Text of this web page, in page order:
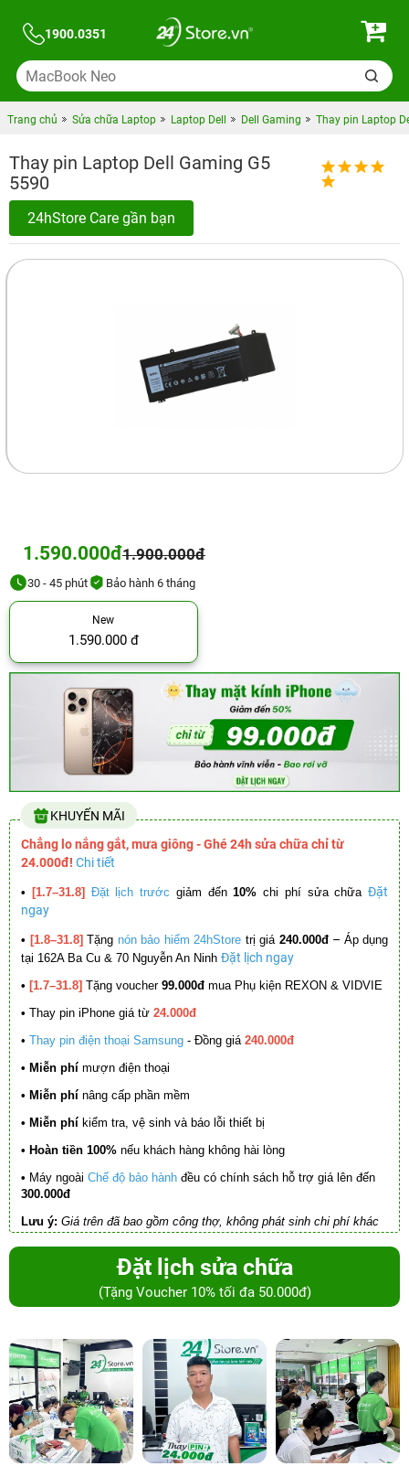
1900.0351
Trang chủ Sửa chữa Laptop Laptop Dell Dell Gaming Thay pin Laptop
Thay pin Laptop Dell Gaming G5
5590
24hStore Care gần bạn
1.590.000đ1.900.000đ
30 - 45 phút Bảo hành 6 tháng
New
1.590.000 đ
KHUYẾN MÃI
Chẳng lo nắng gắt, mưa giông - Ghé 24h sửa chữa chỉ từ
24.000đ! Chi tiết
• [1.7–31.8] Đặt lịch trước giảm đến10% chi phí sửa chữa Đặt
ngay
• [1.8–31.8] Tặng nón bảo hiểm 24hStore trị giá 240.000đ – Áp dụng
tại 162A Ba Cu & 70 Nguyễn An Ninh Đặt lịch ngay
• [1.7–31.8] Tặng voucher 99.000đ mua Phụ kiện REXON & VIDVIE
• Thay pin iPhone giá từ 24.000đ
• Thay pin điện thoại Samsung - Đồng giá 240.000đ
• Miễn phí mượn điện thoại
• Miễn phí nâng cấp phần mềm
• Miễn phí kiểm tra, vệ sinh và báo lỗi thiết bị
• Hoàn tiền 100% nếu khách hàng không hài lòng
• Máy ngoài Chế độ bảo hành đều có chính sách hỗ trợ giá lên đến
300.000đ
Lưu ý: Giá trên đã bao gồm công thợ, không phát sinh chi phí khác
Đặt lịch sửa chữa
(Tặng Voucher 10% tối đa 50.000đ)